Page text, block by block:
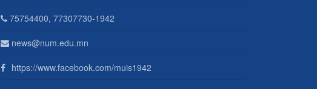
75754400, 77307730-1942
news@num.edu.mn
https://www.facebook.com/muis1942